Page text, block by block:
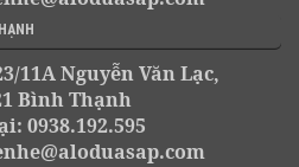
11A Nguyễn Văn Lạc,
Bình Thạnh
0938.192.595